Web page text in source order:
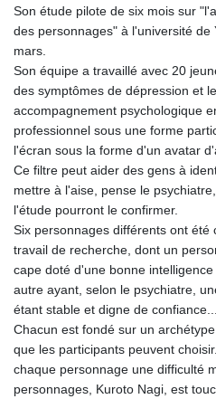
Son étude pilote de six mois sur
des personnages" à l'université de
mars.
Son équipe a travaillé avec 20
des symptômes de dépression et
accompagnement psychologique
professionnel sous une forme
l'écran sous la forme d'un avatar
Ce filtre peut aider des gens à
mettre à l'aise, pense le
l'étude pourront le confirmer.
Six personnages différents ont été
travail de recherche, dont un
cape doté d'une bonne
autre ayant, selon le psychiatre,
étant stable et digne de
Chacun est fondé sur un
que les participants peuvent
chaque personnage une difficulté
personnages, Kuroto Nagi, est